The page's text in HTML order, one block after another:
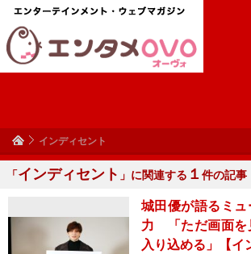
インディセント
「インディセント 」に関連する １ 件の記事
城田優が語るミ
力 「ただ画面を
入り込める」【イ